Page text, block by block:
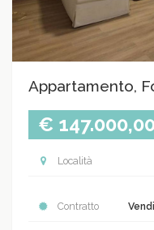
Appartamento,
€
Località
Contratto